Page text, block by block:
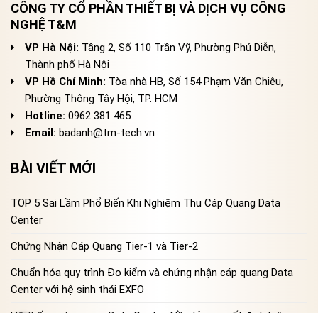
CÔNG TY CỔ PHẦN THIẾT BỊ VÀ DỊCH VỤ CÔNG
NGHỆ T&M
VP Hà Nội: Tầng 2, Số 110 Trần Vỹ, Phường Phú Diễn,
Thành phố Hà Nội
VP Hồ Chí Minh: Tòa nhà HB, Số 154 Phạm Văn Chiêu,
Phường Thông Tây Hội, TP. HCM
Hotline: 0962 381 465
Email: badanh@tm-tech.vn
BÀI VIẾT MỚI
TOP 5 Sai Lầm Phổ Biến Khi Nghiệm Thu Cáp Quang Data
Center
Chứng Nhận Cáp Quang Tier-1 và Tier-2
Chuẩn hóa quy trình Đo kiểm và chứng nhận cáp quang Data
Center với hệ sinh thái EXFO